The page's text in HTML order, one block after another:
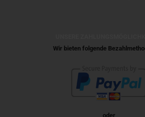
Wir bieten folgende
oder